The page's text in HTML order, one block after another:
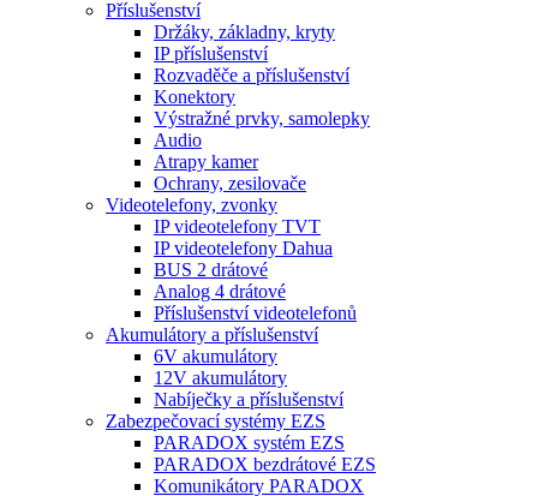
Příslušenství
Držáky, základny, kryty
IP příslušenství
Rozvaděče a příslušenství
Konektory
Výstražné prvky, samolepky
Audio
Atrapy kamer
Ochrany, zesilovače
Videotelefony, zvonky
IP videotelefony TVT
IP videotelefony Dahua
BUS 2 drátové
Analog 4 drátové
Příslušenství videotelefonů
Akumulátory a příslušenství
6V akumulátory
12V akumulátory
Nabíječky a příslušenství
Zabezpečovací systémy EZS
PARADOX systém EZS
PARADOX bezdrátové EZS
Komunikátory PARADOX